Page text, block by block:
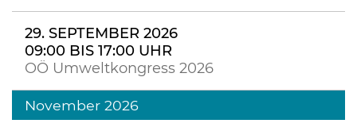
29. SEPTEMBER 2026
09:00 BIS 17:00 UHR
OÖ Umweltkongress 2026
November 2026